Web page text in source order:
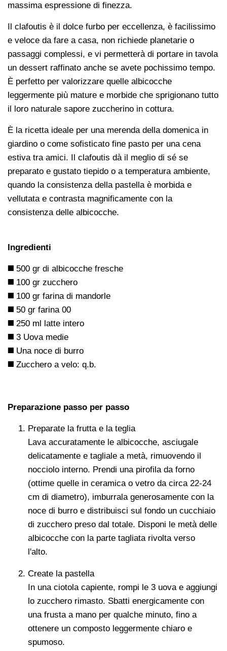
massima espressione di finezza.
Il clafoutis è il dolce furbo per eccellenza, è facilissimo
e veloce da fare a casa, non richiede planetarie o
passaggi complessi, e vi permetterà di portare in tavola
un dessert raffinato anche se avete pochissimo tempo.
È perfetto per valorizzare quelle albicocche
leggermente più mature e morbide che sprigionano tutto
il loro naturale sapore zuccherino in cottura.
È la ricetta ideale per una merenda della domenica in
giardino o come sofisticato fine pasto per una cena
estiva tra amici. Il clafoutis dà il meglio di sé se
preparato e gustato tiepido o a temperatura ambiente,
quando la consistenza della pastella è morbida e
vellutata e contrasta magnificamente con la
consistenza delle albicocche.
Ingredienti
◼️ 500 gr di albicocche fresche
◼️ 100 gr zucchero
◼️ 100 gr farina di mandorle
◼️ 50 gr farina 00
◼️ 250 ml latte intero
◼️ 3 Uova medie
◼️ Una noce di burro
◼️ Zucchero a velo: q.b.
Preparazione passo per passo
Preparate la frutta e la teglia
Lava accuratamente le albicocche, asciugale
delicatamente e tagliale a metà, rimuovendo il
nocciolo interno. Prendi una pirofila da forno
(ottime quelle in ceramica o vetro da circa 22-24
cm di diametro), imburrala generosamente con la
noce di burro e distribuisci sul fondo un cucchiaio
di zucchero preso dal totale. Disponi le metà delle
albicocche con la parte tagliata rivolta verso
l'alto.
Create la pastella
In una ciotola capiente, rompi le 3 uova e aggiungi
lo zucchero rimasto. Sbatti energicamente con
una frusta a mano per qualche minuto, fino a
ottenere un composto leggermente chiaro e
spumoso.